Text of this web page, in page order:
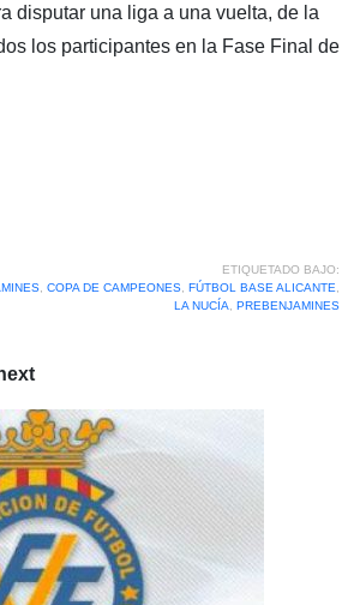
disputar una liga a una vuelta, de la
los participantes en la Fase Final de
ETIQUETADO BAJO:
, COPA DE CAMPEONES, FÚTBOL BASE ALICANTE
LA NUCÍA
PREBENJAMINES